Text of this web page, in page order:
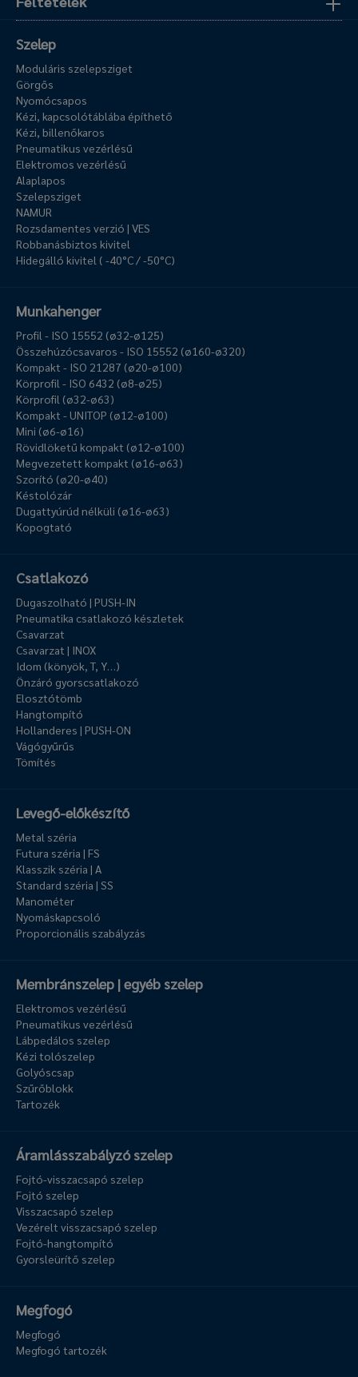
Szelep
Moduláris szelepsziget
Görgős
Nyomócsapos
Kézi, kapcsolótáblába építhető
Kézi, billenőkaros
Pneumatikus vezérlésű
Elektromos vezérlésű
Alaplapos
Szelepsziget
NAMUR
Rozsdamentes verzió | VES
Robbanásbiztos kivitel
Hidegálló kivitel ( -40°C / -50°C)
Munkahenger
Profil - ISO 15552 (ø32-ø125)
Összehúzócsavaros - ISO 15552 (ø160-ø320)
Kompakt - ISO 21287 (ø20-ø100)
Körprofil - ISO 6432 (ø8-ø25)
Körprofil (ø32-ø63)
Kompakt - UNITOP (ø12-ø100)
Mini (ø6-ø16)
Rövidlöketű kompakt (ø12-ø100)
Megvezetett kompakt (ø16-ø63)
Szorító (ø20-ø40)
Késtolózár
Dugattyúrúd nélküli (ø16-ø63)
Kopogtató
Csatlakozó
Dugaszolható | PUSH-IN
Pneumatika csatlakozó készletek
Csavarzat
Csavarzat | INOX
Idom (könyök, T, Y…)
Önzáró gyorscsatlakozó
Elosztótömb
Hangtompító
Hollanderes | PUSH-ON
Vágógyűrűs
Tömítés
Levegő-előkészítő
Metal széria
Futura széria | FS
Klasszik széria | A
Standard széria | SS
Manométer
Nyomáskapcsoló
Proporcionális szabályzás
Membránszelep | egyéb szelep
Elektromos vezérlésű
Pneumatikus vezérlésű
Lábpedálos szelep
Kézi tolószelep
Golyóscsap
Szűrőblokk
Tartozék
Áramlásszabályzó szelep
Fojtó-visszacsapó szelep
Fojtó szelep
Visszacsapó szelep
Vezérelt visszacsapó szelep
Fojtó-hangtompító
Gyorsleürítő szelep
Megfogó
Megfogó
Megfogó tartozék